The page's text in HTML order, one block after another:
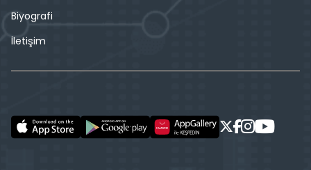
Biyografi
İletişim